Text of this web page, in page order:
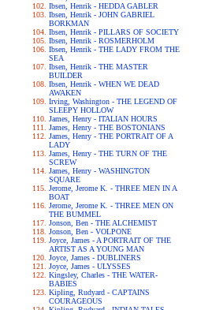
Ibsen, Henrik - HEDDA GABLER
Ibsen, Henrik - JOHN GABRIEL
BORKMAN
Ibsen, Henrik - PILLARS OF SOCIETY
Ibsen, Henrik - ROSMERHOLM
Ibsen, Henrik - THE LADY FROM THE
SEA
Ibsen, Henrik - THE MASTER
BUILDER
Ibsen, Henrik - WHEN WE DEAD
AWAKEN
Irving, Washington - THE LEGEND OF
SLEEPY HOLLOW
James, Henry - ITALIAN HOURS
James, Henry - THE BOSTONIANS
James, Henry - THE PORTRAIT OF A
LADY
James, Henry - THE TURN OF THE
SCREW
James, Henry - WASHINGTON
SQUARE
Jerome, Jerome K. - THREE MEN IN A
BOAT
Jerome, Jerome K. - THREE MEN ON
THE BUMMEL
Jonson, Ben - THE ALCHEMIST
Jonson, Ben - VOLPONE
Joyce, James - A PORTRAIT OF THE
ARTIST AS A YOUNG MAN
Joyce, James - DUBLINERS
Joyce, James - ULYSSES
Kingsley, Charles - THE WATER-
BABIES
Kipling, Rudyard - CAPTAINS
COURAGEOUS